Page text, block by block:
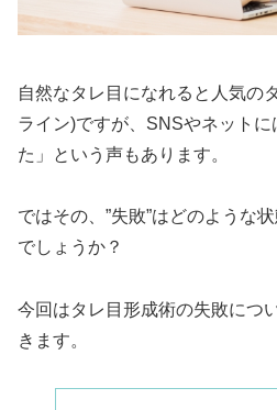
自然なタレ目になれると人気の
ライン)ですが、SNSやネット
た」という声もあります。
ではその、”失敗”はどのような
でしょうか？
今回はタレ目形成術の失敗につ
きます。